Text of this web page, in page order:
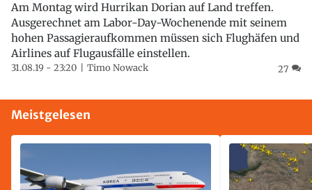
Am Montag wird Hurrikan Dorian auf Land treffen.
Ausgerechnet am Labor-Day-Wochenende mit seinem
hohen Passagieraufkommen müssen sich Flughäfen und
Airlines auf Flugausfälle einstellen.
31.08.19 - 23:20 Timo Nowack 27
Meistgelesen